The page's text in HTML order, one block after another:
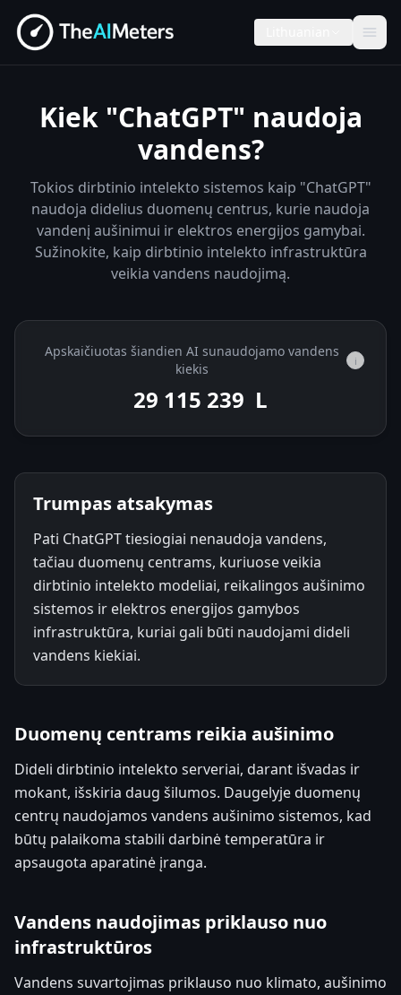
Kiek "ChatGPT" naudoja
vandens?
Tokios dirbtinio intelekto sistemos kaip "ChatGPT"
naudoja didelius duomenų centrus, kurie naudoja
vandenį aušinimui ir elektros energijos gamybai.
Sužinokite, kaip dirbtinio intelekto infrastruktūra
veikia vandens naudojimą.
Apskaičiuotas šiandien AI sunaudojamo vandens
kiekis
i
29 115 493 L
Trumpas atsakymas
Pati ChatGPT tiesiogiai nenaudoja vandens,
tačiau duomenų centrams, kuriuose veikia
dirbtinio intelekto modeliai, reikalingos aušinimo
sistemos ir elektros energijos gamybos
infrastruktūra, kuriai gali būti naudojami dideli
vandens kiekiai.
Duomenų centrams reikia aušinimo
Dideli dirbtinio intelekto serveriai, darant išvadas ir
mokant, išskiria daug šilumos. Daugelyje duomenų
centrų naudojamos vandens aušinimo sistemos, kad
būtų palaikoma stabili darbinė temperatūra ir
apsaugota aparatinė įranga.
Vandens naudojimas priklauso nuo
infrastruktūros
Vandens suvartojimas priklauso nuo klimato, aušinimo